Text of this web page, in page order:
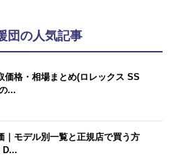
団の人気記事
価格・相場まとめ(ロレックス SS
...
｜モデル別一覧と正規店で買う方
D...